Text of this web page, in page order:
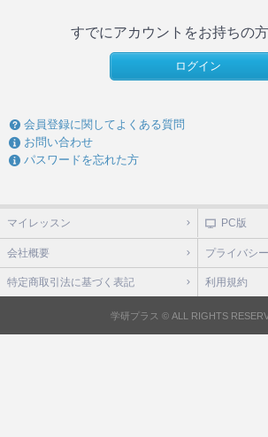
すでにアカウントをお持ちの
ログイン
会員登録に関してよくある質問
お問い合わせ
パスワードを忘れた方
マイレッスン PC版
会社概要 プライバシ
特定商取引法に基づく表記 利用規約
学研プラス © ALL RIGHTS